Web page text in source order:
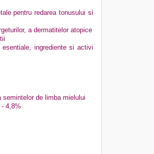
pentru redarea tonusului si
a dermatitelor atopice
ingrediente si activi
de limba mielului
4,8%